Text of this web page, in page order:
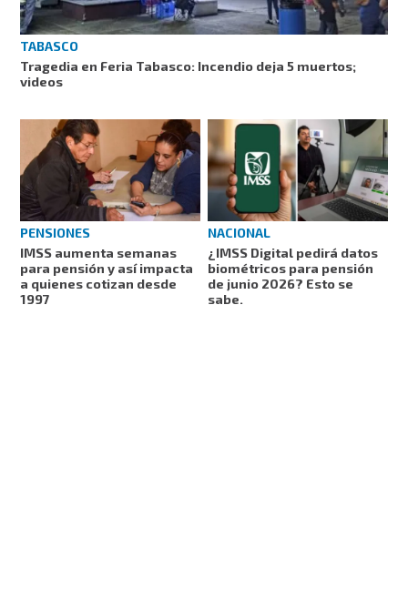
TABASCO
Tragedia en Feria Tabasco: Incendio deja 5 muertos;
videos
PENSIONES
IMSS aumenta semanas
para pensión y así impacta
a quienes cotizan desde
1997
NACIONAL
¿IMSS Digital pedirá datos
biométricos para pensión
de junio 2026? Esto se
sabe.